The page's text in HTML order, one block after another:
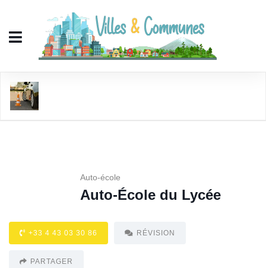
Auto-école
Auto-École du Lycée
+33 4 43 03 30 86 RÉVISION
PARTAGER